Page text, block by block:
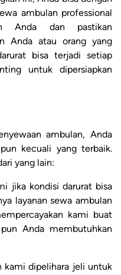
ambulan professional
Anda dan pastikan
Anda atau orang yang
bisa terjadi setiap
untuk dipersiapkan
ambulan, Anda
kecuali yang terbaik.
yang lain:
jika kondisi darurat bisa
layanan sewa ambulan
kami buat
Anda membutuhkan
kami dipelihara jeli untuk